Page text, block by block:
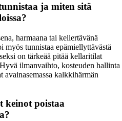
ja miten sitä
harmaana tai kellertävänä
myös tunnistaa epämiellyttävästä
on tärkeää pitää kellaritilat
ilmanvaihto, kosteuden hallinta
kalkkihärmän
keinot poistaa